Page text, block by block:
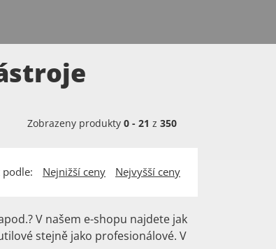
Zobrazeny produkty 0 - 21 z 350
podle: Nejnižší ceny Nejvyšší ceny
V našem e-shopu najdete jak
stejně jako profesionálové. V